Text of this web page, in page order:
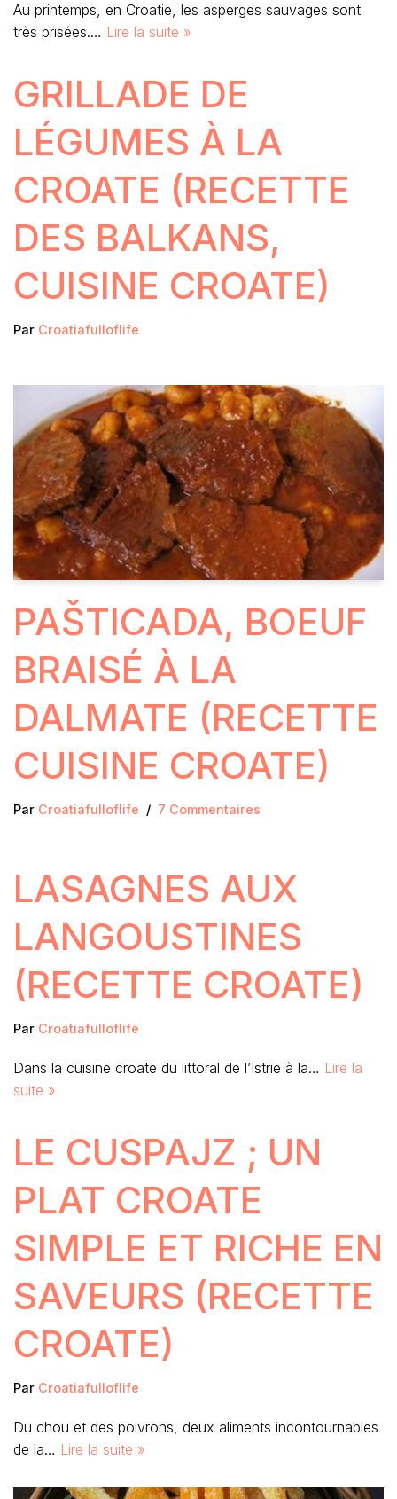
Au printemps, en Croatie, les asperges sauvages sont
très prisées.… Lire la suite »
GRILLADE DE
LÉGUMES À LA
CROATE (RECETTE
DES BALKANS,
CUISINE CROATE)
Par Croatiafulloflife
PAŠTICADA, BOEUF
BRAISÉ À LA
DALMATE (RECETTE
CUISINE CROATE)
Par Croatiafulloflife 7 Commentaires
LASAGNES AUX
LANGOUSTINES
(RECETTE CROATE)
Par Croatiafulloflife
Dans la cuisine croate du littoral de l’Istrie à la… Lire la
suite »
LE CUSPAJZ ; UN
PLAT CROATE
SIMPLE ET RICHE EN
SAVEURS (RECETTE
CROATE)
Par Croatiafulloflife
Du chou et des poivrons, deux aliments incontournables
de la… Lire la suite »